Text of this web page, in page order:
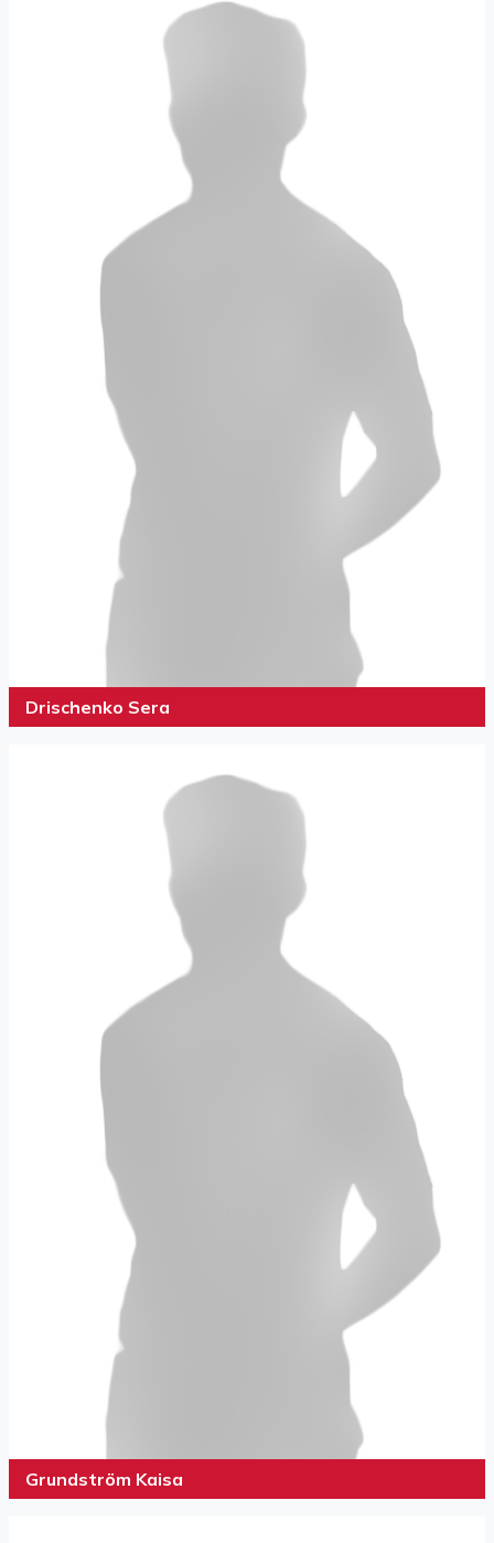
Drischenko Sera
Grundström Kaisa